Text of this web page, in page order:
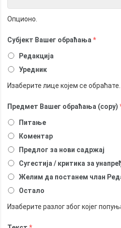
Опционо.
Субјект Вашег обраћања *
Редакција
Уредник
Изаберите лице којем се обраћате.
Предмет Вашег обраћања (copy)
Питање
Коментар
Предлог за нови садржај
Сугестија / критика за
Желим да постанем члан
Остало
Изаберите разлог због којег